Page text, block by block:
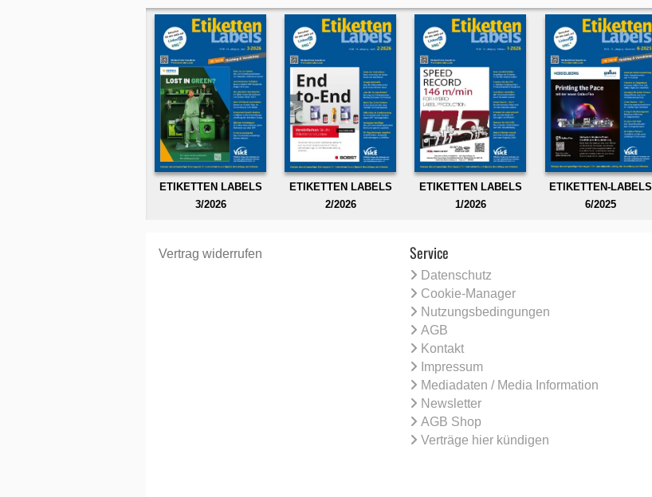
ETIKETTEN LABELS
3/2026
ETIKETTEN LABELS
2/2026
ETIKETTEN LABELS
1/2026
ETIKETTEN-LABELS
6/2025
Vertrag widerrufen Service
Datenschutz
Cookie-Manager
Nutzungsbedingungen
AGB
Kontakt
Impressum
Mediadaten / Media Information
Newsletter
AGB Shop
Verträge hier kündigen